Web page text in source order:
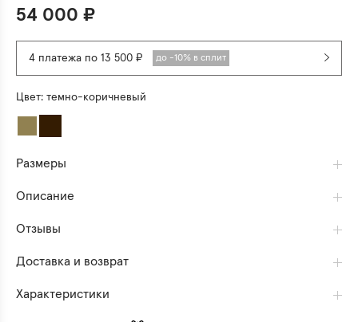
54 000 ₽
4 платежа по 13 500 ₽ до -10% в сплит
Цвет: темно-коричневый
Размеры
Описание
Отзывы
Доставка и возврат
Характеристики